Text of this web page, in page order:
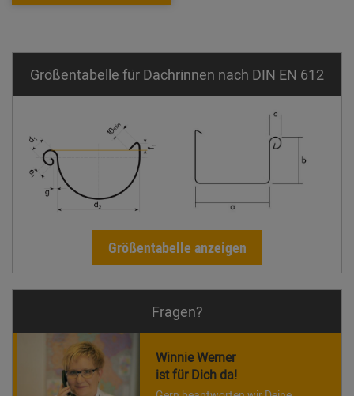
Größentabelle für Dachrinnen nach DIN EN 612
Größentabelle anzeigen
Fragen?
Winnie Werner
ist für Dich da!